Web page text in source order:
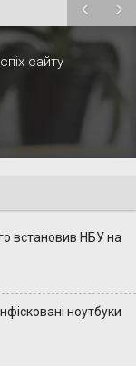
сайту
встановив НБУ на
ноутбуки